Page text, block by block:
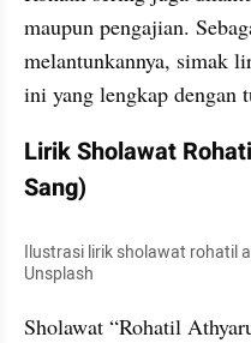
maupun pengajian.
melantunkannya, simak
ini yang lengkap dengan
Lirik Sholawat
Sang)
Ilustrasi lirik sholawat rohatil
Unsplash
Sholawat “Rohatil